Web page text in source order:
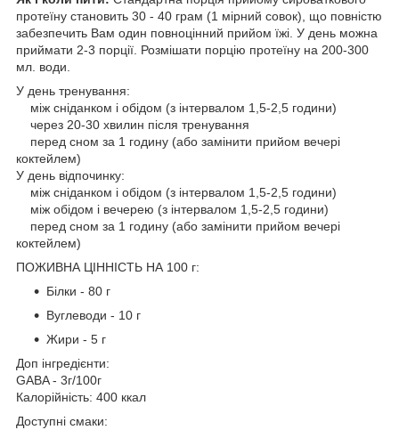
протеїну становить 30 - 40 грам (1 мірний совок), що повністю
забезпечить Вам один повноцінний прийом їжі. У день можна
приймати 2-3 порції. Розмішати порцію протеїну на 200-300
мл. води.
У день тренування:
між сніданком і обідом (з інтервалом 1,5-2,5 години)
через 20-30 хвилин після тренування
перед сном за 1 годину (або замінити прийом вечері
коктейлем)
У день відпочинку:
між сніданком і обідом (з інтервалом 1,5-2,5 години)
між обідом і вечерею (з інтервалом 1,5-2,5 години)
перед сном за 1 годину (або замінити прийом вечері
коктейлем)
ПОЖИВНА ЦІННІСТЬ НА 100 г:
Білки - 80 г
Вуглеводи - 10 г
Жири - 5 г
Доп інгредієнти:
GABA - 3г/100г
Калорійність: 400 ккал
Доступні смаки: